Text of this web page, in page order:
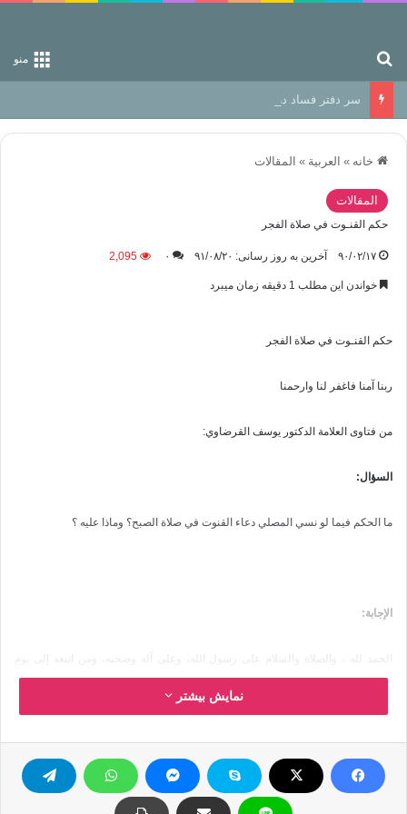
منو
سر دفتر فساد در زمین‌، دوری وکناره‌گیری از راه خداست‌!
خانه » العربیة » المقالات
المقالات
حكم القنـوت في صلاة الفجر
۹۰/۰۲/۱۷ آخرین به روز رسانی: ۹۱/۰۸/۲۰ ۰ 2,095
خواندن این مطلب 1 دقیقه زمان میبرد
حكم القنـوت في صلاة الفجر
ربنا آمنا فاغفر لنا وارحمنا
من فتاوى العلامة الدكتور يوسف القرضاوي:
السؤال:
ما الحكم فيما لو نسي المصلي دعاء القنوت في صلاة الصبح؟ وماذا عليه ؟
الإجابة:
الدين، وبعد :
بينت الأحاديث أنه حينما قنت كان يدعو على قوم من المشركين لما آذوا المسلمين،
وكان يدعو لقوم من المستضعفين من المؤمنين، فهو قنوت موقوت بأسبابه ويسميه
نمایش بیشتر